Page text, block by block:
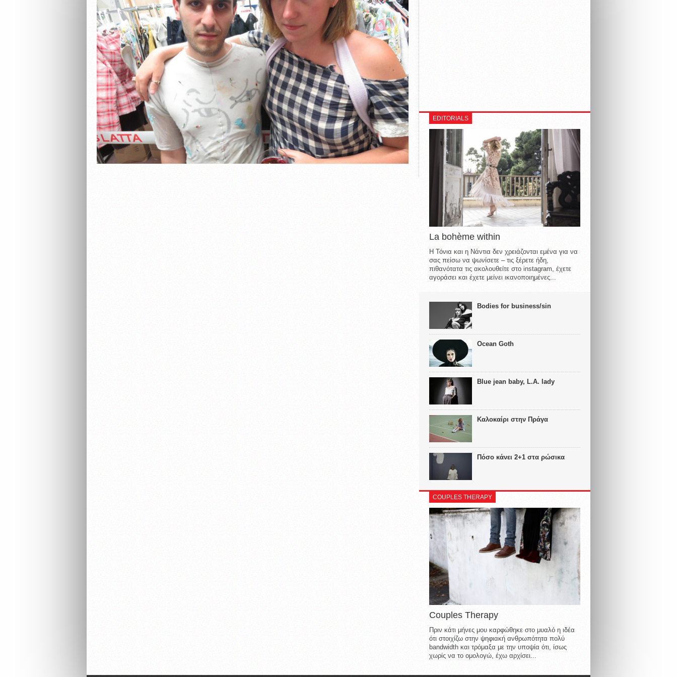
EDITORIALS
La bohème within
Η Τόνια και η Νάντια δεν χρειάζονται εμένα για να
σας πείσω να ψωνίσετε – τις ξέρετε ήδη,
πιθανότατα τις ακολουθείτε στο instagram, έχετε
αγοράσει και έχετε μείνει ικανοποιημένες...
Bodies for business/sin
Ocean Goth
Blue jean baby, L.A. lady
Καλοκαίρι στην Πράγα
Πόσο κάνει 2+1 στα ρώσικα
COUPLES THERAPY
Couples Therapy
Πριν κάτι μήνες μου καρφώθηκε στο μυαλό η ιδέα
ότι στοιχίζω στην ψηφιακή ανθρωπότητα πολύ
bandwidth και τρόμαξα με την υποψία ότι, ίσως
χωρίς να το ομολογώ, έχω αρχίσει...